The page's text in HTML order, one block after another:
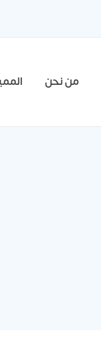
من نحن